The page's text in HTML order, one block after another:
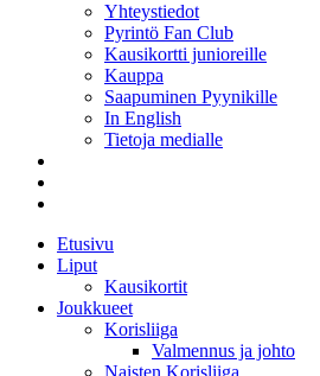
Yhteystiedot
Pyrintö Fan Club
Kausikortti junioreille
Kauppa
Saapuminen Pyynikille
In English
Tietoja medialle
Etusivu
Liput
Kausikortit
Joukkueet
Korisliiga
Valmennus ja johto
Naisten Korisliiga